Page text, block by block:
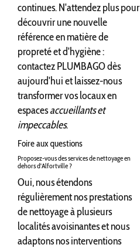
continues. N'attendez plus pour
découvrir une nouvelle
référence en matière de
propreté et d'hygiène :
contactez PLUMBAGO dès
aujourd'hui et laissez-nous
transformer vos locaux en
espacesaccueillants et
impeccables.
Foire aux questions
Proposez-vous des services de nettoyage en
dehors d'Alfortville ?
Oui, nous étendons
régulièrement nos prestations
de nettoyage à plusieurs
localités avoisinantes et nous
adaptons nos interventions